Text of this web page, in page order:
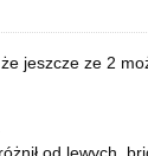
jeszcze ze 2